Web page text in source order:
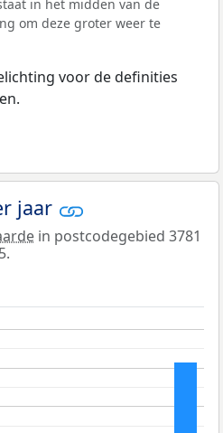
in het midden van de
om deze groter weer te
voor de definities
jaar
in postcodegebied 3781